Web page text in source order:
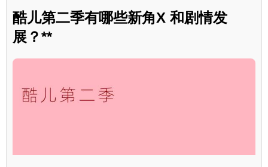
酷儿第二季有哪些新角X 和剧情发
展？**